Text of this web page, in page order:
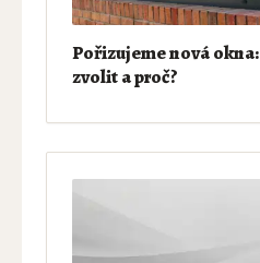
Pořizujeme nová
zvolit a proč?